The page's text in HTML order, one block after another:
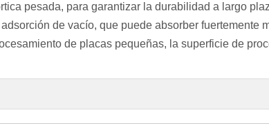
pesada, para garantizar la durabilidad a largo
de vacío, que puede absorber fuertemente
de placas pequeñas, la superficie de